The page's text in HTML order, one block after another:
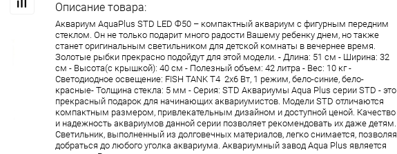
Описание товара:
Аквариум AquaPlus STD LED Ф50 – компактный аквариум с фигурным передним
стеклом. Он не только подарит много радости Вашему ребенку днем, но также
станет оригинальным светильником для детской комнаты в вечернее время.
Золотые рыбки прекрасно подойдут для этой модели. - Длина: 51 см - Ширина: 32
см - Высота(с крышкой): 40 см - Полезный объем: 42 литра - Вес: 10 кг -
Светодиодное освещение: FISH TANK Т4 2х6 Вт, 1 режим, бело-синие, бело-
красные- Толщина стекла: 5 мм - Серия: STD Аквариумы Aqua Plus серии STD - это
прекрасный подарок для начинающих аквариумистов. Модели STD отличаются
компактным размером, привлекательным дизайном и доступной ценой. Качество
и надежность аквариумов данной серии позволяет рекомендовать их даже детям.
Светильник, выполненный из долговечных материалов, легко снимается, позволяя
добраться до любого уголка аквариума. Аквариумный завод Aqua Plus является